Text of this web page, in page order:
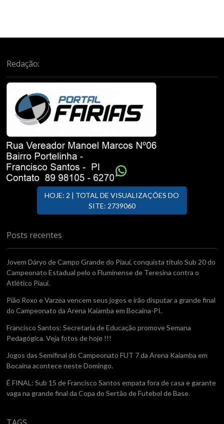
Redação:
HOJE: 2 | TOTAL DE VISUALIZAÇÕES DO
SITE: 2739060
Posts recentes
Jovem Dáryo de Campo Grande do Piauí, conquista titulo Sub 20 do
Campeonato Estadual pelo o Fluminense de Teresina contra o
Atlético Piaui.
Pião Roxo e Varzea vencem seus jogos e irão disputar a grande final
do Campeonato da Arena Kaiamba em Bocaina-PI.
Francisco Santos: Secretaria de Educação promove Semana
Pedagógica. Veja fotos de hoje !!!
Jogos das Semifinal do Campeonato FUT 7 da Arena Kaiamba em
Bocaina acontece neste Domingo.
É FINAL: Sub 15 de Francisco Santos empata fora de casa e garante
vaga na grande final da Copa do Sertão de Futebol de Base.